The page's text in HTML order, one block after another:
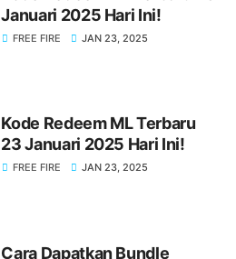
Januari 2025 Hari Ini!
FREE FIRE JAN 23, 2025
Kode Redeem ML Terbaru
23 Januari 2025 Hari Ini!
FREE FIRE JAN 23, 2025
Cara Dapatkan Bundle